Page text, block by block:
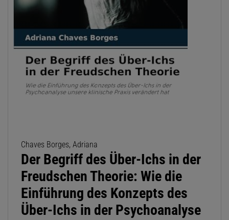
Chaves Borges, Adriana
Der Begriff des Über-Ichs in der
Freudschen Theorie: Wie die
Einführung des Konzepts des
Über-Ichs in der Psychoanalyse